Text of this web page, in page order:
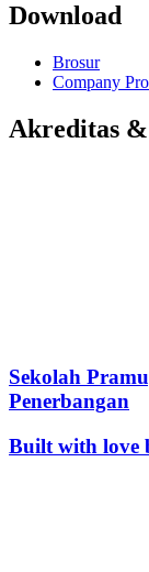
Download
Brosur
Company
Akreditas
Sekolah
Penerbangan
Built with love